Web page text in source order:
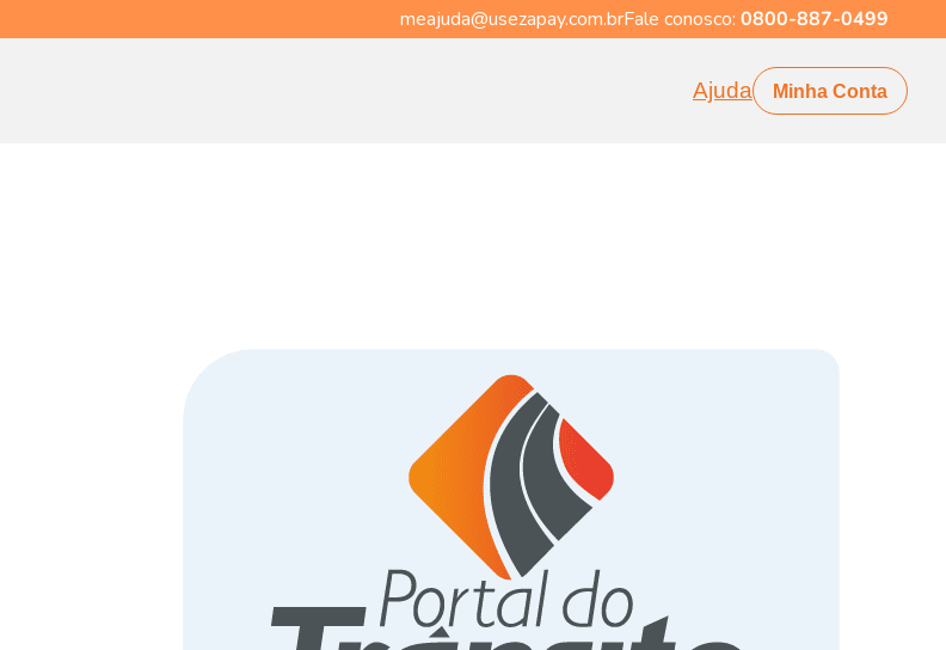
meajuda@usezapay.com.brFale conosco: 0800-887-0499
Ajuda Minha Conta